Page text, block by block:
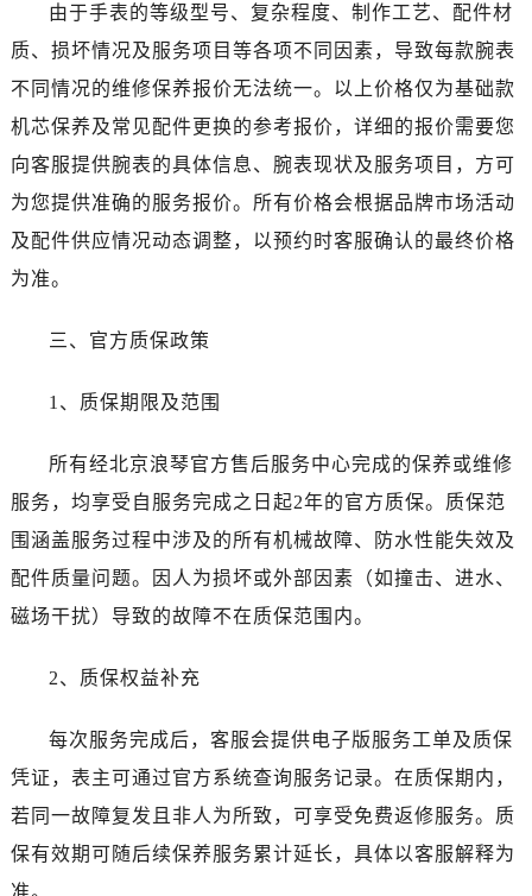
由于手表的等级型号、复杂程度、制作工艺、配件材
质、损坏情况及服务项目等各项不同因素，导致每款腕表
不同情况的维修保养报价无法统一。以上价格仅为基础款
机芯保养及常见配件更换的参考报价，详细的报价需要您
向客服提供腕表的具体信息、腕表现状及服务项目，方可
为您提供准确的服务报价。所有价格会根据品牌市场活动
及配件供应情况动态调整，以预约时客服确认的最终价格
为准。
三、官方质保政策
1、质保期限及范围
所有经北京浪琴官方售后服务中心完成的保养或维修
服务，均享受自服务完成之日起2年的官方质保。质保范
围涵盖服务过程中涉及的所有机械故障、防水性能失效及
配件质量问题。因人为损坏或外部因素（如撞击、进水、
磁场干扰）导致的故障不在质保范围内。
2、质保权益补充
每次服务完成后，客服会提供电子版服务工单及质保
凭证，表主可通过官方系统查询服务记录。在质保期内，
若同一故障复发且非人为所致，可享受免费返修服务。质
保有效期可随后续保养服务累计延长，具体以客服解释为
准。